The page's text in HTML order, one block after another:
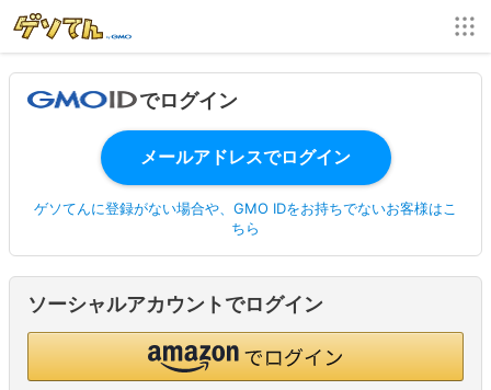
でログイン
ゲソてんに登録がない場合や、GMO IDをお持ちでないお客様はこ
ちら
ソーシャルアカウントでログイン